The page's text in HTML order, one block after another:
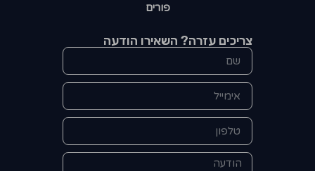
פורים
צריכים עזרה? השאירו הודעה